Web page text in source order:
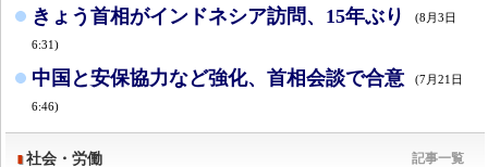
きょう首相がインドネシア訪問、15年ぶり (8月3日
6:31)
中国と安保協力など強化、首相会談で合意 (7月21日
6:46)
社会・労働 記事一覧